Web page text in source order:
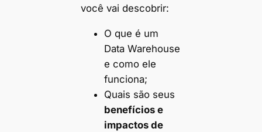
você vai descobrir:
O que é um
Data Warehouse
e como ele
funciona;
Quais são seus
benefícios e
impactos de